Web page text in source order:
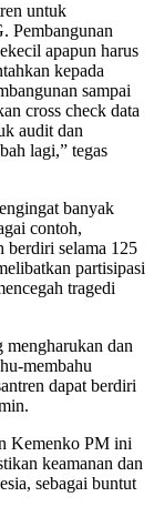
untuk
Pembangunan
apapun harus
kepada
sampai
cross check data
audit dan
lagi,” tegas
banyak
contoh,
berdiri selama 125
partisipasi
tragedi
mengharukan dan
membahu
dapat berdiri
Kemenko PM ini
keamanan dan
sebagai buntut